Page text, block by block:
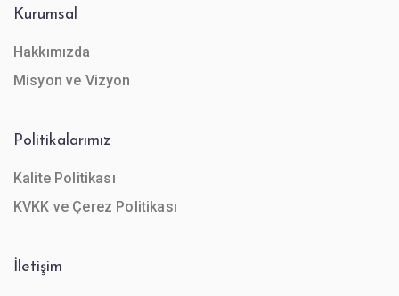
Kurumsal
Hakkımızda
Misyon ve Vizyon
Politikalarımız
Kalite Politikası
KVKK ve Çerez Politikası
İletişim